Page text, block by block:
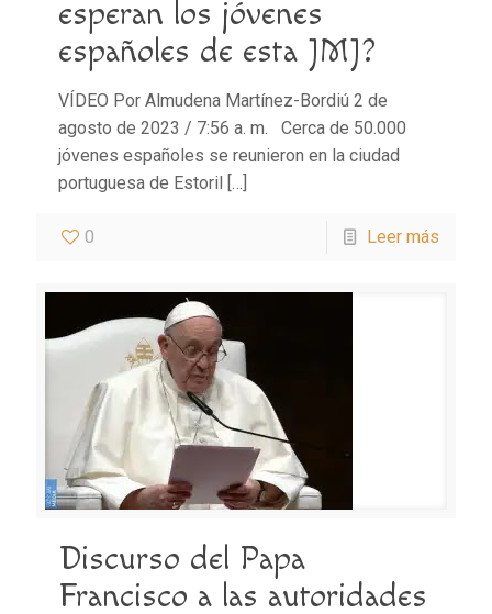
esperan los jóvenes
españoles de esta JMJ?
VÍDEO Por Almudena Martínez-Bordiú 2 de
agosto de 2023 / 7:56 a. m. Cerca de 50.000
jóvenes españoles se reunieron en la ciudad
portuguesa de Estoril
[…]
0 Leer más
Discurso del Papa
Francisco a las autoridades